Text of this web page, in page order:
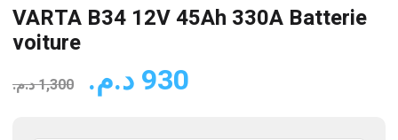
VARTA B34 12V 45Ah 330A Batterie
voiture
1,300د.م. Le
prix
930د.م.